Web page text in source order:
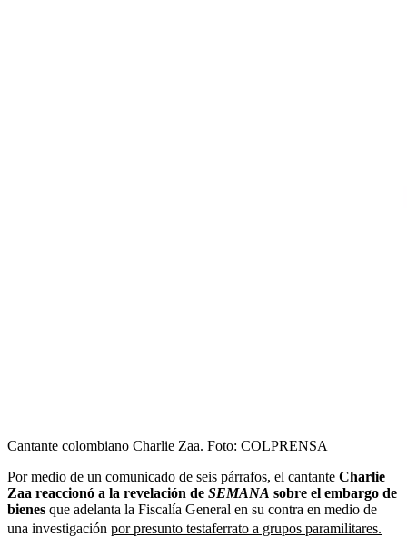
Cantante colombiano Charlie Zaa. Foto: COLPRENSA
Por medio de un comunicado de seis párrafos, el cantante Charlie
Zaa reaccionó a la revelación de SEMANA sobre el embargo de
bienes que adelanta la Fiscalía General en su contra en medio de
una investigación por presunto testaferrato a grupos paramilitares.